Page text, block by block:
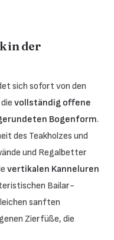
in der
sich sofort von den
vollständig offene
Bogenform.
des Teakholzes und
und Regalbetter
vertikalen Kanneluren
Bailar-
sanften
Zierfüße, die